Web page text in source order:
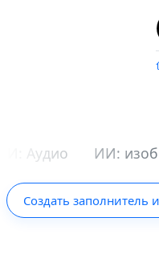
Аудио ИИ:
Создать заполнитель